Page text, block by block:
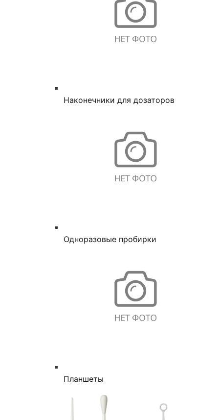
Наконечники для дозаторов
Одноразовые пробирки
Планшеты